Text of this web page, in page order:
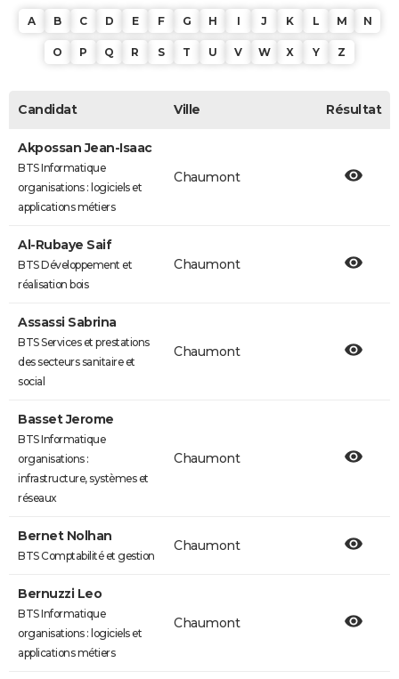
A B C D E F G H I J K L M N
O P Q R S T U V W X Y Z
Candidat Ville Résultat
Akpossan Jean-Isaac
BTS Informatique
organisations : logiciels et
applications métiers
Chaumont
Al-Rubaye Saif
BTS Développement et
réalisation bois
Chaumont
Assassi Sabrina
BTS Services et prestations
des secteurs sanitaire et
social
Chaumont
Basset Jerome
BTS Informatique
organisations :
infrastructure, systèmes et
réseaux
Chaumont
Bernet Nolhan
BTS Comptabilité et gestion
Chaumont
Bernuzzi Leo
BTS Informatique
organisations : logiciels et
applications métiers
Chaumont